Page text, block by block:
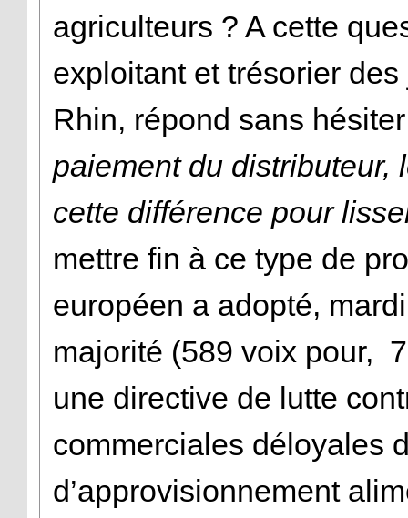
agriculteurs ? A cette
exploitant et trésorier
Rhin, répond sans
paiement du distributeur,
cette différence pour
mettre fin à ce type de
européen a adopté,
majorité (589 voix pour,
une directive de lutte
commerciales déloyales
d’approvisionnement